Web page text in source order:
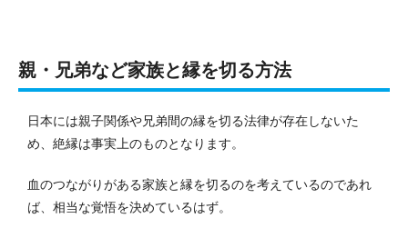
親・兄弟など家族と縁を切る方法
日本には親子関係や兄弟間の縁を切る法律が存在しないた
め、絶縁は事実上のものとなります。
血のつながりがある家族と縁を切るのを考えているのであれ
ば、相当な覚悟を決めているはず。